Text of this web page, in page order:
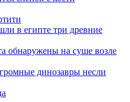
в египте три древние
обнаружены на суше возле
динозавры несли